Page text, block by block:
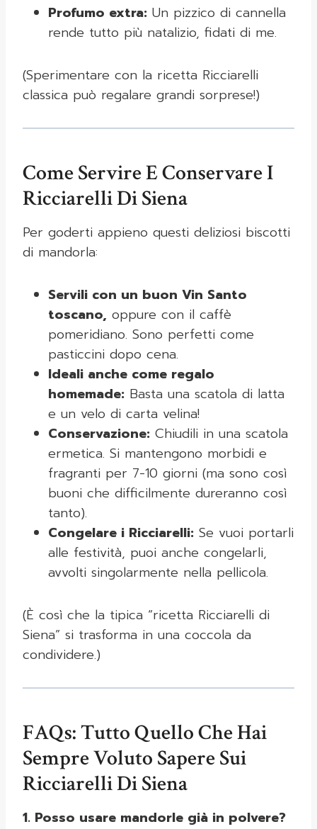
Profumo extra: Un pizzico di cannella
rende tutto più natalizio, fidati di me.
(Sperimentare con la ricetta Ricciarelli
classica può regalare grandi sorprese!)
Come Servire E Conservare I
Ricciarelli Di Siena
Per goderti appieno questi deliziosi biscotti
di mandorla:
Servili con un buon Vin Santo
toscano, oppure con il caffè
pomeridiano. Sono perfetti come
pasticcini dopo cena.
Ideali anche come regalo
homemade: Basta una scatola di latta
e un velo di carta velina!
Conservazione: Chiudili in una scatola
ermetica. Si mantengono morbidi e
fragranti per 7-10 giorni (ma sono così
buoni che difficilmente dureranno così
tanto).
Congelare i Ricciarelli: Se vuoi portarli
alle festività, puoi anche congelarli,
avvolti singolarmente nella pellicola.
(È così che la tipica “ricetta Ricciarelli di
Siena” si trasforma in una coccola da
condividere.)
FAQs: Tutto Quello Che Hai
Sempre Voluto Sapere Sui
Ricciarelli Di Siena
1. Posso usare mandorle già in polvere?